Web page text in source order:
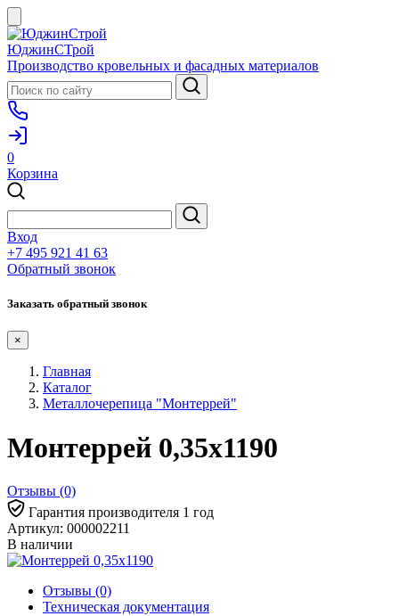
ЮджинСТрой
Производство кровельных и фасадных материалов
0
Корзина
Вход
+7 495 921 41 63
Обратный звонок
Заказать обратный звонок
×
Главная
Каталог
Металлочерепица "Монтеррей"
Монтеррей 0,35х1190
Отзывы (0)
Гарантия производителя 1 год
Артикул: 000002211
В наличии
Отзывы (0)
Техническая документация